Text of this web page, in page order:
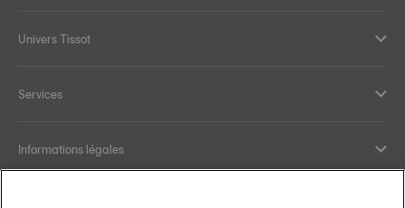
Univers Tissot
Services
Informations légales